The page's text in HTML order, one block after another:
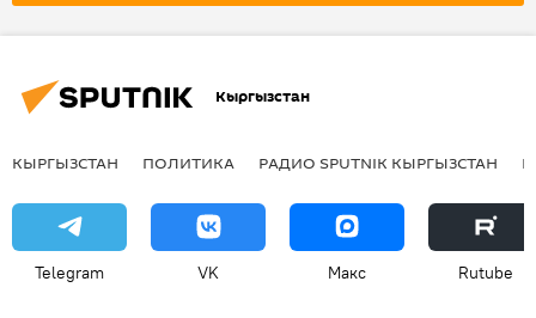
Кыргызстан
КЫРГЫЗСТАН ПОЛИТИКА РАДИО SPUTNIK КЫРГЫЗСТАН
Telegram VK Макс Rutube